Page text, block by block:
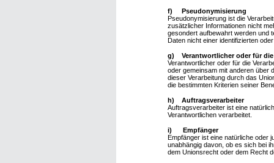
f) Pseudonymisierung
Pseudonymisierung ist die
zusätzlicher Informationen nicht
gesondert aufbewahrt werden und
Daten nicht einer identifizierten
g) Verantwortlicher oder für die
Verantwortlicher oder für die
oder gemeinsam mit anderen über
dieser Verarbeitung durch das
die bestimmten Kriterien seiner
h) Auftragsverarbeiter
Auftragsverarbeiter ist eine
Verantwortlichen verarbeitet.
i) Empfänger
Empfänger ist eine natürliche oder
unabhängig davon, ob es sich bei
dem Unionsrecht oder dem Recht